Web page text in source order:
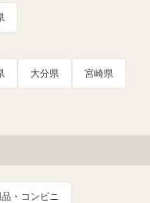
大分県 宮崎県
・コンビニ